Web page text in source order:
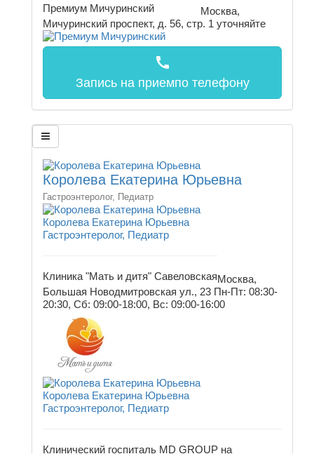
Премиум Мичуринский
Москва,
Мичуринский проспект, д. 56, стр. 1 уточняйте
call
Запись на приемпо телефону
Королева Екатерина Юрьевна
Гастроэнтеролог, Педиатр
Королева Екатерина Юрьевна
Гастроэнтеролог, Педиатр
Клиника "Мать и дитя" СавеловскаяМосква,
Большая Новодмитровская ул., 23 Пн-Пт: 08:30-
20:30, Сб: 09:00-18:00, Вс: 09:00-16:00
Королева Екатерина Юрьевна
Гастроэнтеролог, Педиатр
Клинический госпиталь MD GROUP на